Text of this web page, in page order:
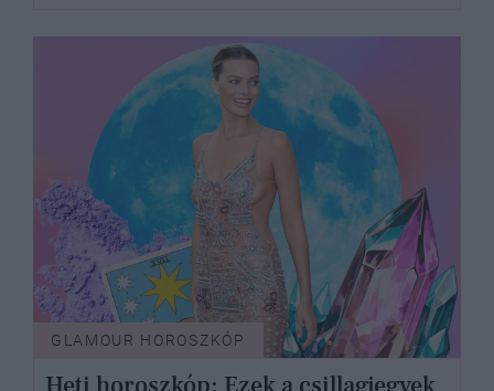
GLAMOUR HOROSZKÓP